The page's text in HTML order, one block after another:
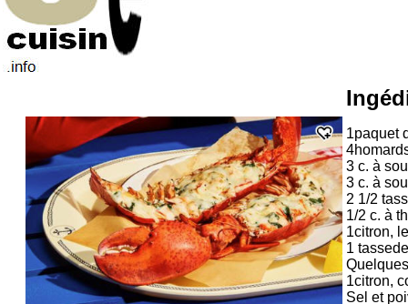
1paquet
3 c. à
3 c. à
2 1/2
1/2 c. à
1citron,
1
1citron,
Sel et